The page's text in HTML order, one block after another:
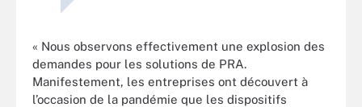
« Nous observons effectivement une explosion des
demandes pour les solutions de PRA.
Manifestement, les entreprises ont découvert à
l’occasion de la pandémie que les dispositifs